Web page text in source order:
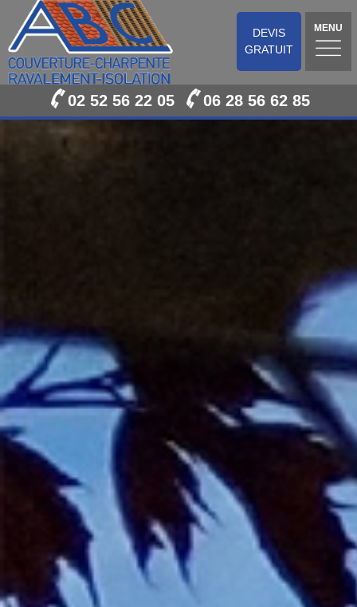
DEVIS
GRATUIT
MENU
02 52 56 22 05 06 28 56 62 85